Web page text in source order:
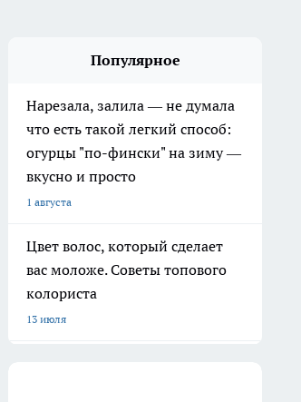
Популярное
Нарезала, залила — не думала
что есть такой легкий способ:
огурцы "по-фински" на зиму —
вкусно и просто
1 августа
Цвет волос, который сделает
вас моложе. Советы топового
колориста
13 июля